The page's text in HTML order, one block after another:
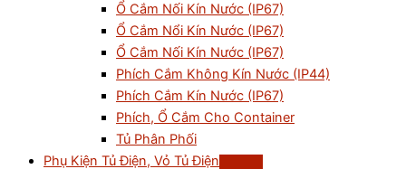
Ổ Cắm Nối Kín Nước (IP67)
Ổ Cắm Nổi Kín Nước (IP67)
Ổ Cắm Nối Kín Nước (IP67)
Phích Cắm Không Kín Nước (IP44)
Phích Cắm Kín Nước (IP67)
Phích, Ổ Cắm Cho Container
Tủ Phân Phối
Phụ Kiện Tủ Điện, Vỏ Tủ Điện